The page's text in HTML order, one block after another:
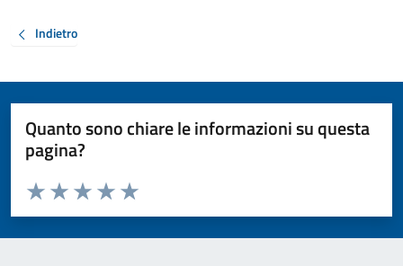
Indietro
Quanto sono chiare le informazioni su questa
pagina?
Valuta da 1 a 5 stelle la pagina
Valuta 5 stelle su 5
Valuta 4 stelle su 5
Valuta 3 stelle su 5
Valuta 2 stelle su 5
Valuta 1 stelle su 5